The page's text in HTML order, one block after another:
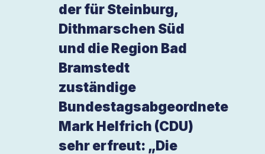
der für Steinburg,
Dithmarschen Süd
und die Region Bad
Bramstedt
zuständige
Bundestagsabgeordnete
Mark Helfrich (CDU)
sehr erfreut: „Die